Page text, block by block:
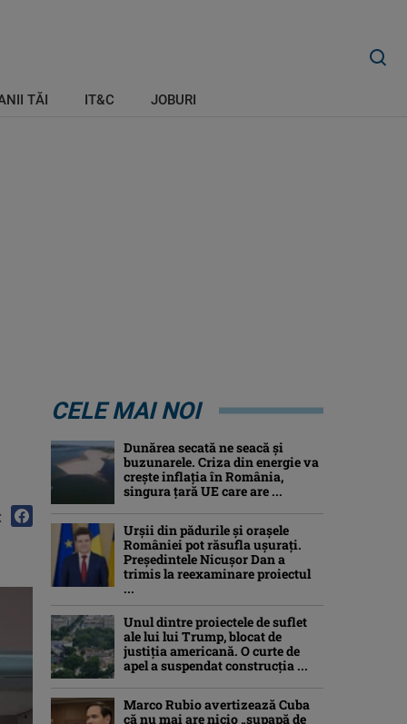
TĂI IT&C JOBURI
CELE MAI NOI
Dunărea secată ne seacă și
buzunarele. Criza din energie va
crește inflația în România,
singura țară UE care are ...
Urșii din pădurile și orașele
României pot răsufla ușurați.
Președintele Nicușor Dan a
trimis la reexaminare proiectul
...
Unul dintre proiectele de suflet
ale lui lui Trump, blocat de
justiția americană. O curte de
apel a suspendat construcția ...
Marco Rubio avertizează Cuba
că nu mai are nicio „supapă de